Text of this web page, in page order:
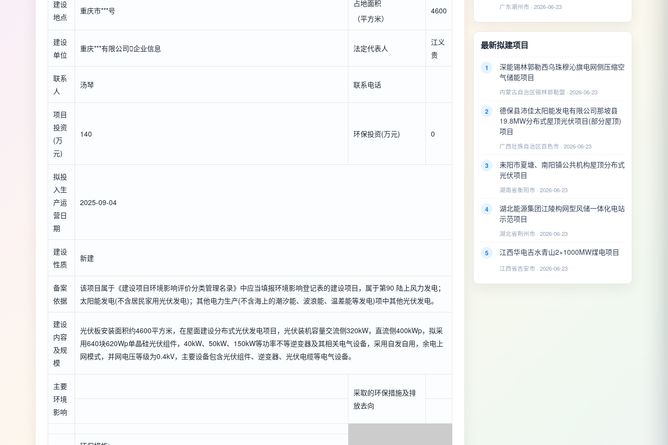
建设
地点
重庆市***号
占地面积
（平方米）
4600
建设
单位
重庆***有限公司企业信息 法定代表人
江义
贵
联系
人
汤琴 联系电话
项目
投资
(万
元)
140 环保投资(万元) 0
拟投
入生
产运
营日
期
2025-09-04
建设
性质
新建
备案
依据
该项目属于《建设项目环境影响评价分类管理名录》中应当填报环境影响登记表的建设项目，属于第90 陆上风力发电；
太阳能发电(不含居民家用光伏发电)；其他电力生产(不含海上的潮汐能、波浪能、温差能等发电)项中其他光伏发电。
建设
内容
及规
模
光伏板安装面积约4600平方米，在屋面建设分布式光伏发电项目，光伏装机容量交流侧320kW，直流侧400kWp，拟采
用640块620Wp单晶硅光伏组件，40kW、50kW、150kW等功率不等逆变器及其相关电气设备，采用自发自用，余电上
网模式，并网电压等级为0.4kV，主要设备包含光伏组件、逆变器、光伏电缆等电气设备。
主要
环境
影响
采取的环保措施及排
放去向
广东潮州市 · 2026-06-23
最新拟建项目
1
深能锡林郭勒西乌珠穆沁旗电网侧压缩空
气储能项目
内蒙古自治区锡林郭勒盟 · 2026-06-23
2
德保县沛佳太阳能发电有限公司那坡县
19.8MW分布式屋顶光伏项目(部分屋顶)
项目
广西壮族自治区百色市 · 2026-06-23
3
耒阳市夏塘、南阳镇公共机构屋顶分布式
光伏项目
湖南省衡阳市 · 2026-06-23
4
湖北能源集团江陵构网型风储一体化电站
示范项目
湖北省荆州市 · 2026-06-23
5 江西华电吉水青山2×1000MW煤电项目
江西省吉安市 · 2026-06-23